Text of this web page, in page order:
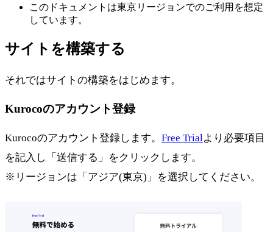
このドキュメントは東京リージョンでのご利用を想定
しています。
サイトを構築する
それではサイトの構築をはじめます。
Kurocoのアカウント登録
Kurocoのアカウント登録します。 Free Trialより必要項目
を記入し「送信する」をクリックします。
※リージョンは「アジア(東京)」を選択してください。